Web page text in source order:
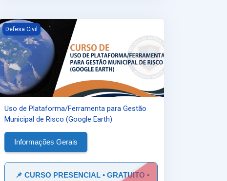
Uso de Plataforma/Ferramenta para Gestão Municipal de Risco
Defesa Civil
Uso de Plataforma/Ferramenta para Gestão
Municipal de Risco (Google Earth)
Informações Gerais
📌 CURSO PRESENCIAL • GRATUITO •